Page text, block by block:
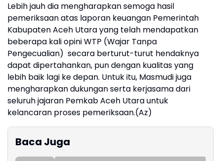
Lebih jauh dia mengharapkan semoga hasil
pemeriksaan atas laporan keuangan Pemerintah
Kabupaten Aceh Utara yang telah mendapatkan
beberapa kali opini WTP (Wajar Tanpa
Pengecualian) secara berturut-turut hendaknya
dapat dipertahankan, pun dengan kualitas yang
lebih baik lagi ke depan. Untuk itu, Masmudi juga
mengharapkan dukungan serta kerjasama dari
seluruh jajaran Pemkab Aceh Utara untuk
kelancaran proses pemeriksaan.(Az)
Baca Juga